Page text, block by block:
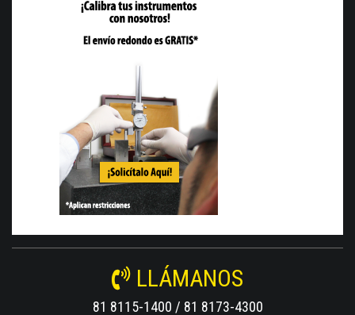
LLÁMANOS
81 8115-1400 / 81 8173-4300